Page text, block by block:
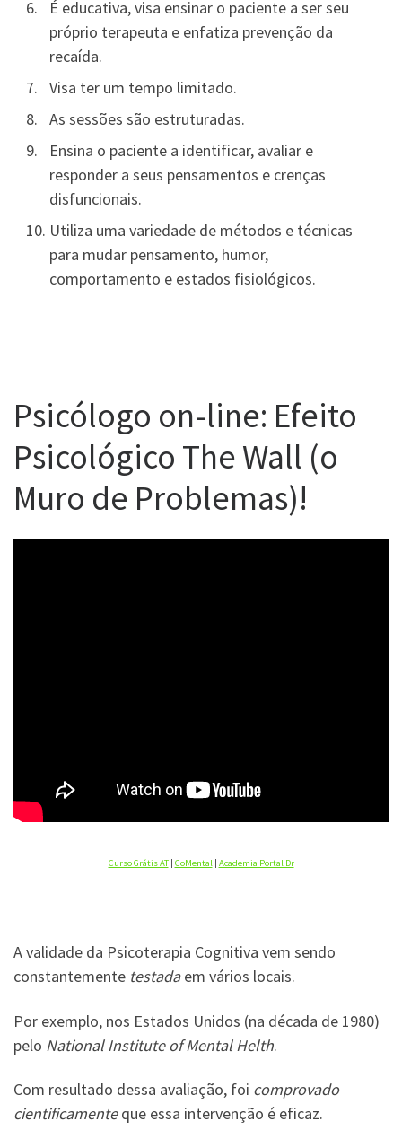
É educativa, visa ensinar o paciente a ser seu
próprio terapeuta e enfatiza prevenção da
recaída.
Visa ter um tempo limitado.
As sessões são estruturadas.
Ensina o paciente a identificar, avaliar e
responder a seus pensamentos e crenças
disfuncionais.
Utiliza uma variedade de métodos e técnicas
para mudar pensamento, humor,
comportamento e estados fisiológicos.
Psicólogo on-line: Efeito
Psicológico The Wall (o
Muro de Problemas)!
Curso Grátis AT| CoMental| Academia Portal Dr
A validade da Psicoterapia Cognitiva vem sendo
constantemente testadaem vários locais.
Por exemplo, nos Estados Unidos (na década de 1980)
pelo National Institute of Mental Helth.
Com resultado dessa avaliação, foi comprovado
cientificamenteque essa intervenção é eficaz.